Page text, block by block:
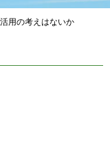
用の考えはないか